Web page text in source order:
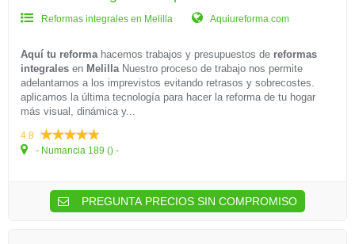
Reformas integrales en Melilla Aquiureforma.com
Aquí tu reformahacemos trabajos y presupuestos de reformas
integrales en MelillaNuestro proceso de trabajo nos permite
adelantarnos a los imprevistos evitando retrasos y sobrecostes.
aplicamos la última tecnología para hacer la reforma de tu hogar
más visual, dinámica y...
4.8
- Numancia 189 () -
PREGUNTA PRECIOS SIN COMPROMISO